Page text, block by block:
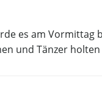
es am Vor­mit­tag
und Tän­zer